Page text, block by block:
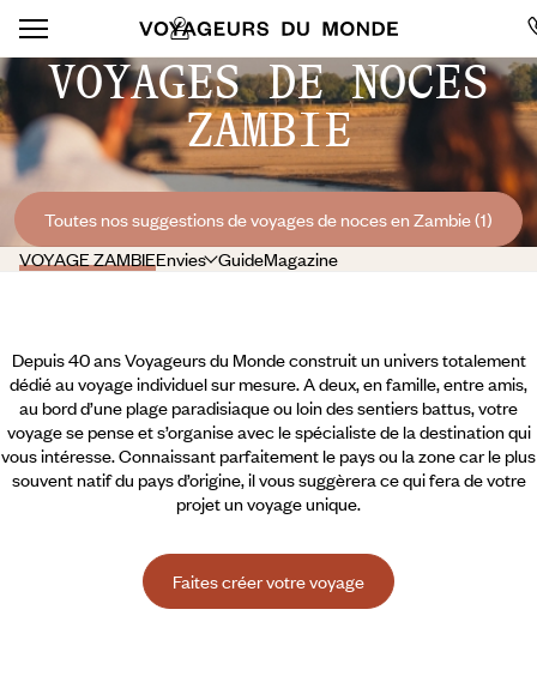
VOYAGES DE NOCES
ZAMBIE
Toutes nos suggestions de voyages de noces en Zambie (1)
VOYAGE ZAMBIEEnvies GuideMagazine
Depuis 40 ans Voyageurs du Monde construit un univers totalement
dédié au voyage individuel sur mesure. A deux, en famille, entre amis,
au bord d’une plage paradisiaque ou loin des sentiers battus, votre
voyage se pense et s’organise avec le spécialiste de la destination qui
vous intéresse. Connaissant parfaitement le pays ou la zone car le plus
souvent natif du pays d’origine, il vous suggèrera ce qui fera de votre
projet un voyage unique.
Faites créer votre voyage